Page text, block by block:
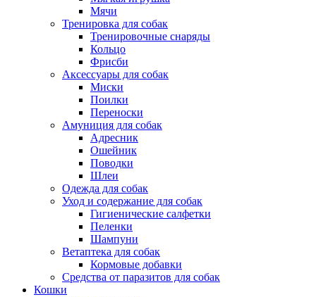
Мячи
Тренировка для собак
Тренировочные снаряды
Кольцо
Фрисби
Аксессуары для собак
Миски
Поилки
Переноски
Амуниция для собак
Адресник
Ошейник
Поводки
Шлеи
Одежда для собак
Уход и содержание для собак
Гигиенические салфетки
Пеленки
Шампуни
Ветаптека для собак
Кормовые добавки
Средства от паразитов для собак
Кошки